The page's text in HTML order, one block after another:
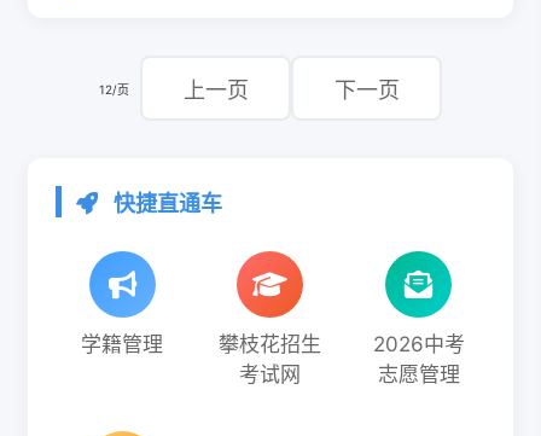
快捷直通车
学籍管理
攀枝花招生
考试网
2026中考
志愿管理
12/页 上一页 下一页